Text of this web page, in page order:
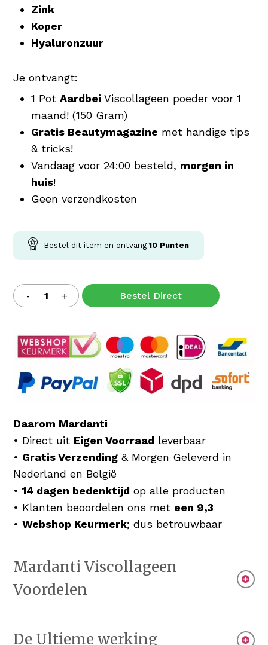
Zink
Koper
Hyaluronzuur
Je ontvangt:
1 PotAardbei Viscollageen poeder voor 1
maand! (150 Gram)
Gratis Beautymagazine met handige tips
& tricks!
Vandaag voor 24:00 besteld, morgen in
huis!
Geen verzendkosten
Bestel dit item en ontvang10 Punten
Bestel Direct
Daarom Mardanti
• Direct uit Eigen Voorraad leverbaar
• Gratis Verzending & Morgen Geleverd in
Nederland en België
•14 dagen bedenktijd op alle producten
• Klanten beoordelen ons met een 9,3
•Webshop Keurmerk; dus betrouwbaar
Mardanti Viscollageen
Voordelen
bij aan de vorming van collageen in huid,
De Ultieme werking